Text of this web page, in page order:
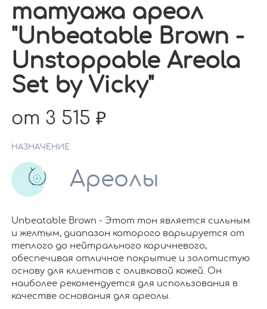
татуажа ареол
"Unbeatable Brown -
Unstoppable Areola
Set by Vicky"
от 3 515
НАЗНАЧЕНИЕ
Ареолы
Unbeatable Brown - Этот тон является сильным
и желтым, диапазон которого варьируется от
теплого до нейтрального коричневого,
обеспечивая отличное покрытие и золотистую
основу для клиентов с оливковой кожей. Он
наиболее рекомендуется для использования в
качестве основания для ареолы.